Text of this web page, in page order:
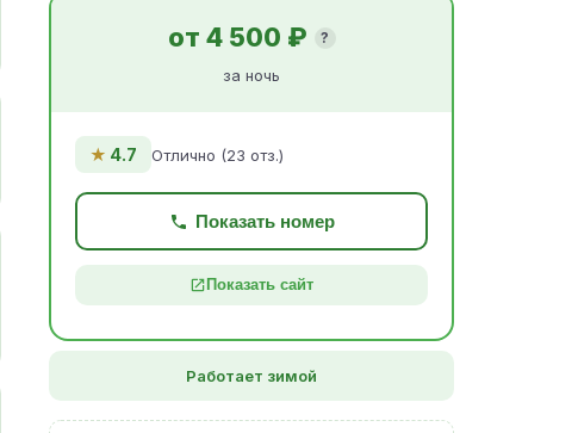
от 4 500 ₽ ?
за ночь
★ 4.7 Отлично (23 отз.)
Показать номер
Показать сайт
Работает зимой